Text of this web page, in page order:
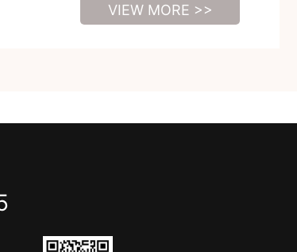
VIEW MORE >>